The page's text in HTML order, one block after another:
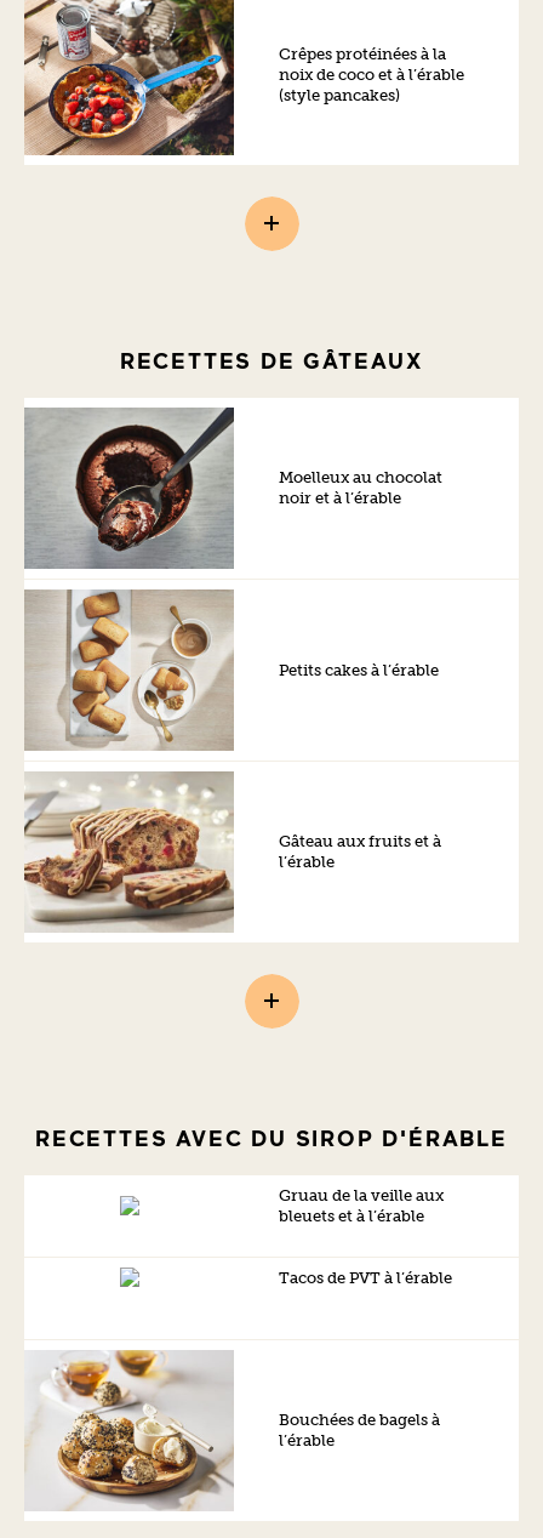
Crêpes protéinées à la
noix de coco et à l’érable
(style pancakes)
RECETTES DE GÂTEAUX
Moelleux au chocolat
noir et à l’érable
Petits cakes à l’érable
Gâteau aux fruits et à
l’érable
RECETTES AVEC DU SIROP D'ÉRABLE
Gruau de la veille aux
bleuets et à l’érable
Tacos de PVT à l’érable
Bouchées de bagels à
l’érable